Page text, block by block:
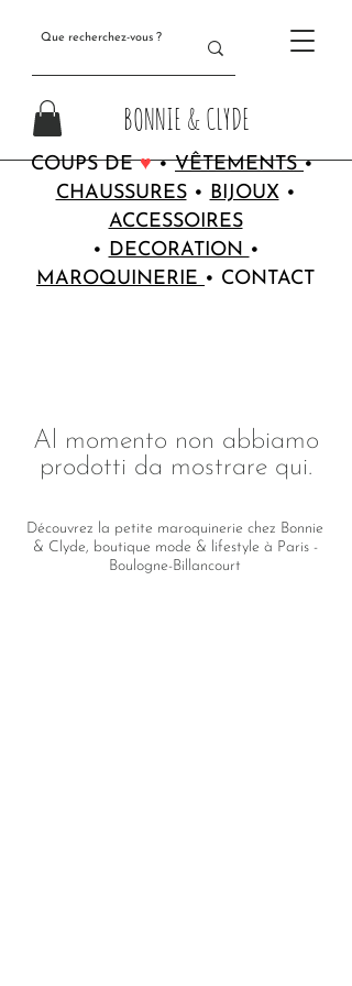
BONNIE & CLYDE
COUPS DE♥•VÊTEMENTS•
CHAUSSURES • BIJOUX•
ACCESSOIRES
• DECORATION •
MAROQUINERIE • CONTACT
Al momento non abbiamo
prodotti da mostrare qui.
Découvrez la petite maroquinerie chez Bonnie
& Clyde, boutique mode & lifestyle à Paris -
Boulogne-Billancourt